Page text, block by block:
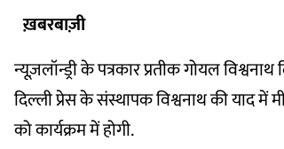
ख़बरबाज़ी
न्यूज़लॉन्ड्री के पत्रकार प्रतीक गोयल
दिल्ली प्रेस के संस्थापक विश्वनाथ की याद में
को कार्यक्रम में होगी.